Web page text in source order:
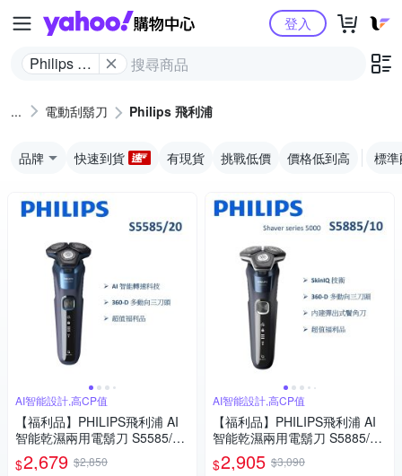
Yahoo購物中心
Philips 飛
登入
電動刮鬍刀 Philips 飛利浦
品牌 快速到貨 有現貨 挑戰低價 價格低到高 標
AI智能設計,高CP值
【福利品】PHILIPS飛利浦 AI
智能乾濕兩用電鬍刀 S5585/20
(一年保固)
$2,679 $2,850
AI智能設計,高CP值
【福利品】PHILIPS飛利浦 AI
智能乾濕兩用電鬍刀 S5885/10
(一年保固)
$2,905 $3,090